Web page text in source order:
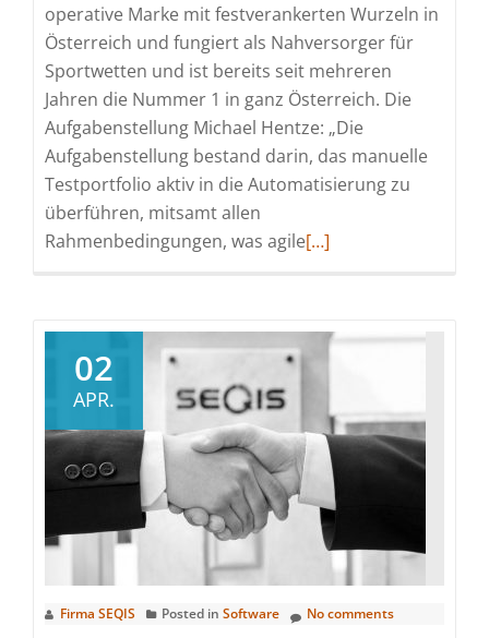
operative Marke mit festverankerten Wurzeln in
Österreich und fungiert als Nahversorger für
Sportwetten und ist bereits seit mehreren
Jahren die Nummer 1 in ganz Österreich. Die
Aufgabenstellung Michael Hentze: „Die
Aufgabenstellung bestand darin, das manuelle
Testportfolio aktiv in die Automatisierung zu
überführen, mitsamt allen
Rahmenbedingungen, was agileRead
Sportwetten
GmbH
[…]
02
APR.
Firma SEQIS Posted in Software No comments